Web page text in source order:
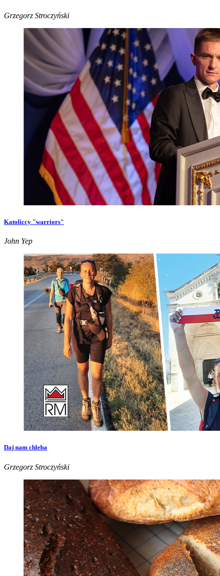
Grzegorz Stroczyński
Katoliccy "warriors"
John Yep
Daj nam chleba
Grzegorz Stroczyński